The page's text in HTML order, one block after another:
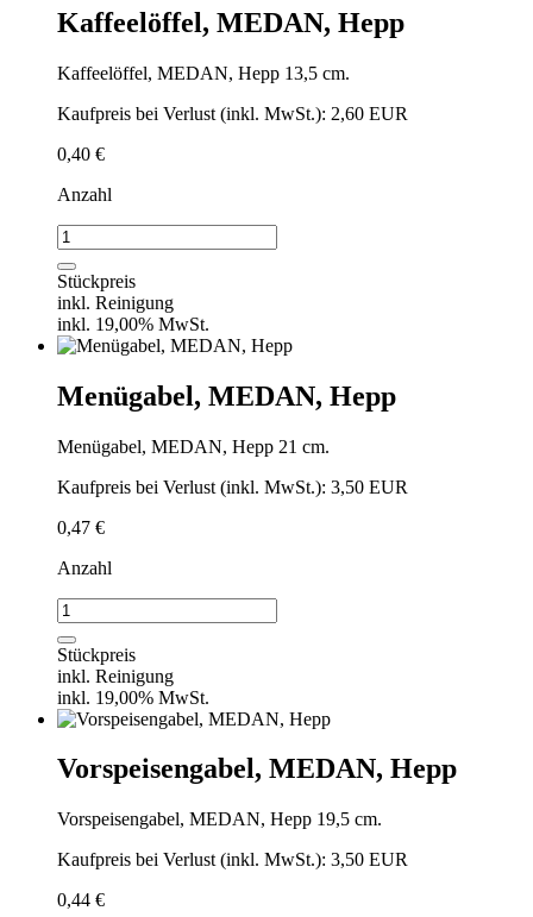
Kaffeelöffel, MEDAN, Hepp
Kaffeelöffel, MEDAN, Hepp 13,5 cm.
Kaufpreis bei Verlust (inkl. MwSt.): 2,60 EUR
0,40 €
Anzahl
Kaffeelöffel,
MEDAN,
Hepp
Menge
Stückpreis
inkl. Reinigung
inkl. 19,00% MwSt.
Menügabel, MEDAN, Hepp
Menügabel, MEDAN, Hepp 21 cm.
Kaufpreis bei Verlust (inkl. MwSt.): 3,50 EUR
0,47 €
Anzahl
Menügabel,
MEDAN,
Hepp
Menge
Stückpreis
inkl. Reinigung
inkl. 19,00% MwSt.
Vorspeisengabel, MEDAN, Hepp
Vorspeisengabel, MEDAN, Hepp 19,5 cm.
Kaufpreis bei Verlust (inkl. MwSt.): 3,50 EUR
0,44 €